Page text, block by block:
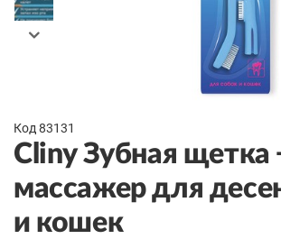
Код 83131
Cliny Зубная щетка
массажер для
и кошек